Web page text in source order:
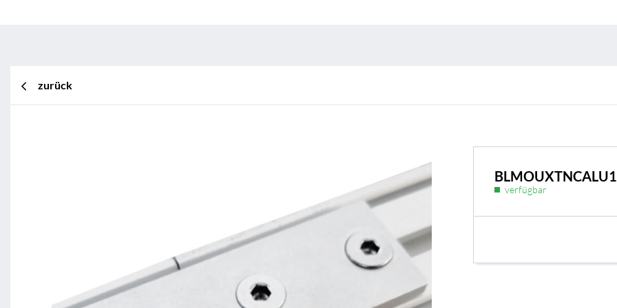
BL Shine XConfig - Sie stellen Ihr Produkt nach Ihren
Wünschen zusammen
BL Netzteile Basic
zurück
verfügbar